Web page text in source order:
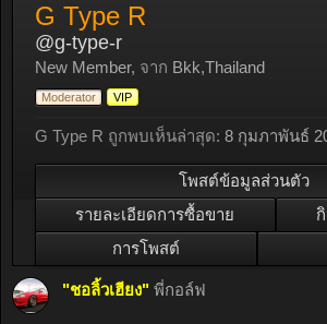
G Type R
@g-type-r
New Member, จาก Bkk,Thailand
Moderator VIP
G Type R ถูกพบเห็นล่าสุด: 8 กุมภาพันธ์
โพสต์ข้อมูลส่วนตัว
รายละเอียดการซื้อขาย
การโพสต์
"ชอลิ้วเฮียง" พี่กอล์ฟ